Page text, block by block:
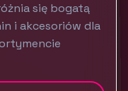
się bogatą
i akcesoriów dla